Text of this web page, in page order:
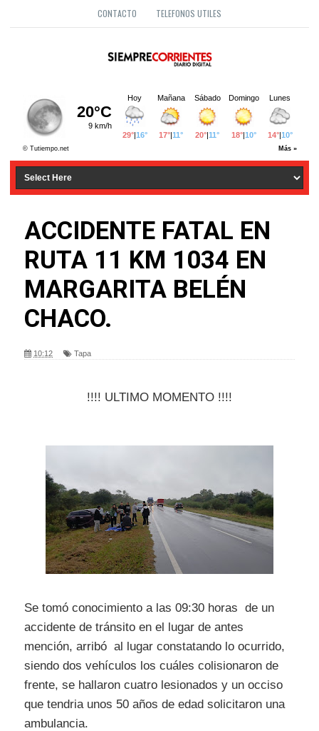
CONTACTO TELEFONOS UTILES
ACCIDENTE FATAL EN
RUTA 11 KM 1034 EN
MARGARITA BELÉN
CHACO.
10:12 Tapa
!!!! ULTIMO MOMENTO !!!!
Se tomó conocimiento a las 09:30 horas de un
accidente de tránsito en el lugar de antes
mención, arribó al lugar constatando lo ocurrido,
siendo dos vehículos los cuáles colisionaron de
frente, se hallaron cuatro lesionados y un occiso
que tendria unos 50 años de edad solicitaron una
ambulancia.